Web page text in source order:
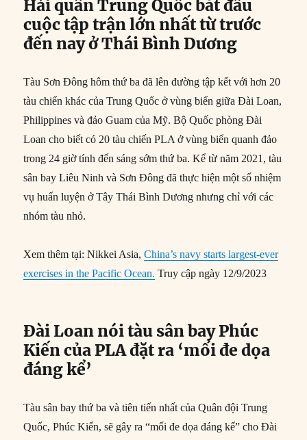
Hải quân Trung Quốc bắt đầu
cuộc tập trận lớn nhất từ ​​trước
đến nay ở Thái Bình Dương
Tàu Sơn Đông hôm thứ ba đã lên đường tập kết với hơn 20
tàu chiến khác của Trung Quốc ở vùng biển giữa Đài Loan,
Philippines và đảo Guam của Mỹ. Bộ Quốc phòng Đài
Loan cho biết có 20 tàu chiến PLA ở vùng biển quanh đảo
trong 24 giờ tính đến sáng sớm thứ ba. Kể từ năm 2021, tàu
sân bay Liêu Ninh và Sơn Đông đã thực hiện một số nhiệm
vụ huấn luyện ở Tây Thái Bình Dương nhưng chỉ với các
nhóm tàu ​​nhỏ.
Xem thêm tại: Nikkei Asia,China’s navy starts largest-ever
exercises in the Pacific Ocean. Truy cập ngày 12/9/2023
Đài Loan nói tàu sân bay Phúc
Kiến của PLA đặt ra ‘mối đe dọa
đáng kể’
Tàu sân bay thứ ba và tiên tiến nhất của Quân đội Trung
Quốc, Phúc Kiến, sẽ gây ra “mối đe dọa đáng kể” cho Đài